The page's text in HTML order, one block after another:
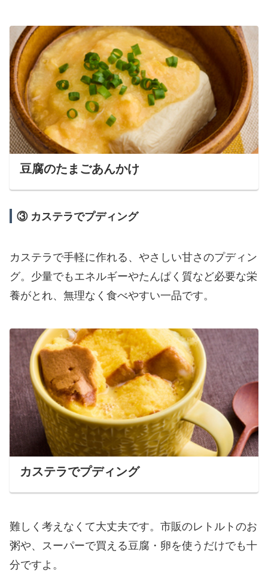
豆腐のたまごあんかけ
③ カステラでプディング
カステラで手軽に作れる、やさしい甘さのプディン
グ。少量でもエネルギーやたんぱく質など必要な栄
養がとれ、無理なく食べやすい一品です。
カステラでプディング
難しく考えなくて大丈夫です。市販のレトルトのお
粥や、スーパーで買える豆腐・卵を使うだけでも十
分ですよ。